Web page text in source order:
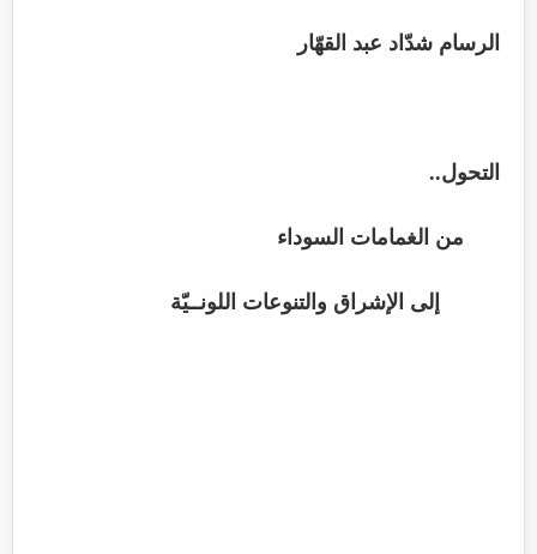
الرسام شدّاد عبد القهّار
التحول..
من الغمامات السوداء
إلى الإشراق والتنوعات اللونــيّة